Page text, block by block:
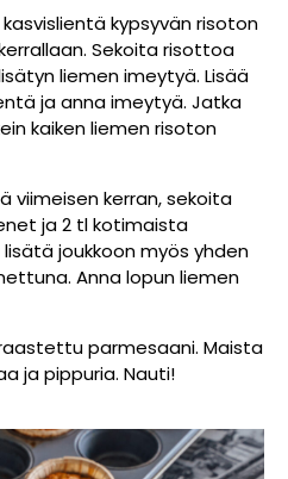
kypsyvän risoton
Sekoita risottoa
liemen imeytyä. Lisää
ja anna imeytyä. Jatka
kaiken liemen risoton
viimeisen kerran, sekoita
ja 2 tl kotimaista
joukkoon myös yhden
Anna lopun liemen
parmesaani. Maista
ja pippuria. Nauti!